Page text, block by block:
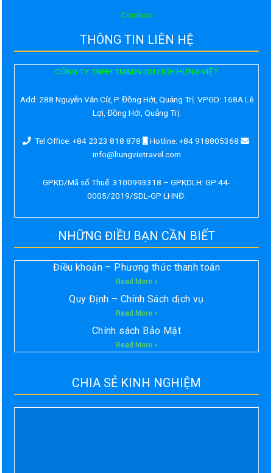
Comboo
THÔNG TIN LIÊN HỆ
CÔNG TY TNHH TM&DV DU LỊCH HƯNG VIỆT
Add: 288 Nguyễn Văn Cừ, P. Đồng Hới, Quảng Trị. VPGD: 168A Lê
Lợi, Đồng Hới, Quảng Trị.
Tel Office: +84 2323 818 878
Hotline: +84 918805368
info@hungvietravel.com
GPKD/Mã số Thuế: 3100993318 – GPKDLH: GP:44-
0005/2019/SDL-GP LHNĐ.
NHỮNG ĐIỀU BẠN CẦN BIẾT
Điều khoản – Phương thức thanh toán
Read More »
Quy Định – Chính Sách dịch vụ
Read More »
Chính sách Bảo Mật
Read More »
CHIA SẺ KINH NGHIỆM